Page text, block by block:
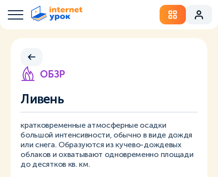
ОБЗР
Ливень
кратковременные атмосферные осадки
большой интенсивности, обычно в виде дождя
или снега. Образуются из кучево-дождевых
облаков и охватывают одновременно площади
до десятков кв. км.